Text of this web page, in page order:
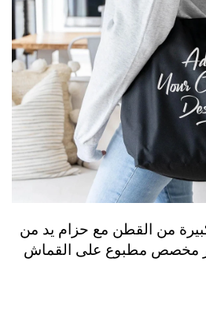
من القطن مع حزام يد من
مخصص مطبوع على القماش